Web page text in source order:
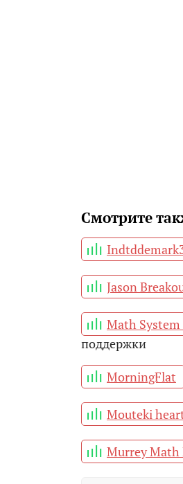
Смотрите
Jason
Math System
поддержки
MorningFlat
Mouteki
Murrey Math